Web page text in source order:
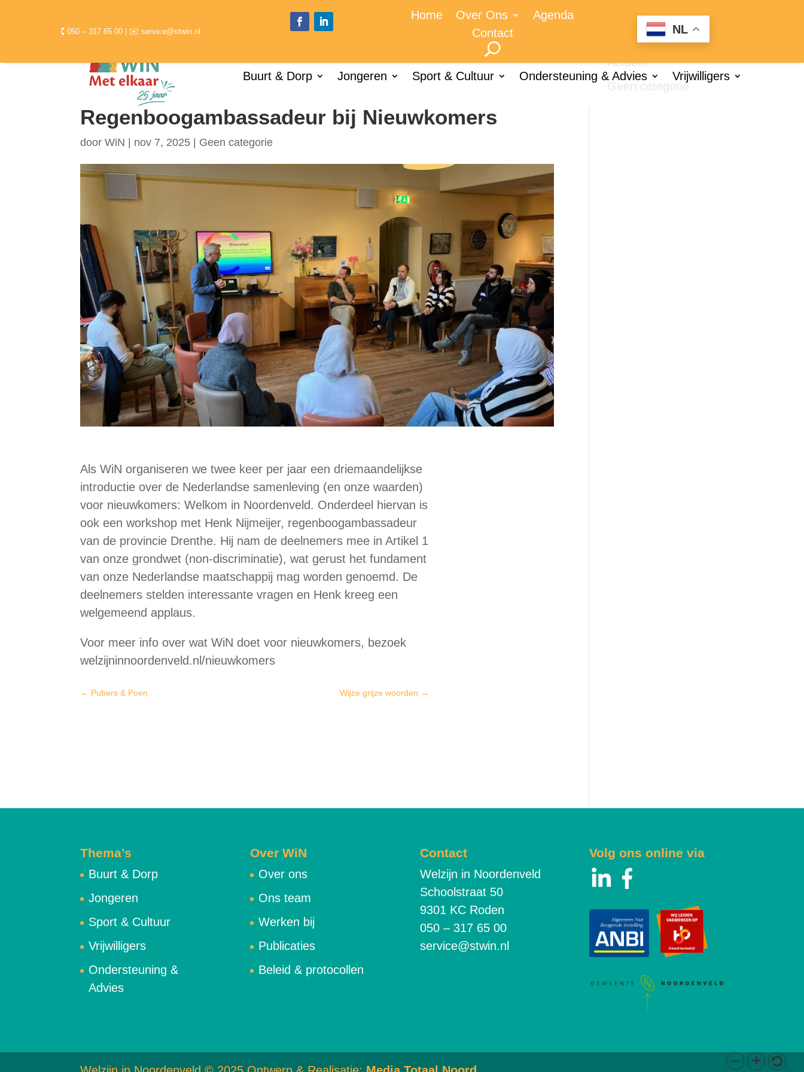
Buurt & Dorp Jongeren Sport & Cultuur Ondersteuning & Advies Vrijwilligers
🕻 050 – 317 65 00 | ✉ service@stwin.nl
Home Over Ons
Agenda
Contact
NL
Regenboogambassadeur bij Nieuwkomers
doorWiN nov 7, 2025 Geen categorie
Als WiN organiseren we twee keer per jaar een driemaandelijkse
introductie over de Nederlandse samenleving (en onze waarden)
voor nieuwkomers: Welkom in Noordenveld. Onderdeel hiervan is
ook een workshop met Henk Nijmeijer, regenboogambassadeur
van de provincie Drenthe. Hij nam de deelnemers mee in Artikel 1
van onze grondwet (non-discriminatie), wat gerust het fundament
van onze Nederlandse maatschappij mag worden genoemd. De
deelnemers stelden interessante vragen en Henk kreeg een
welgemeend applaus.
Voor meer info over wat WiN doet voor nieuwkomers, bezoek
welzijninnoordenveld.nl/nieuwkomers
← Pubers & Poen Wijze grijze woorden →
Categorieën
Actueel
Geen categorie
Thema’s
Buurt & Dorp
Jongeren
Sport & Cultuur
Vrijwilligers
Ondersteuning &
Advies
Over WiN
Over ons
Ons team
Werken bij
Publicaties
Beleid & protocollen
Contact
Welzijn in Noordenveld
Schoolstraat 50
9301 KC Roden
050 – 317 65 00
service@stwin.nl
Volg ons online via